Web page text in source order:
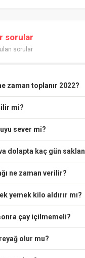
sorular
sorular
zaman toplanır 2022?
mi?
sever mi?
dolapta kaç gün
ne zaman verilir?
yemek kilo aldırır mı?
çay içilmemeli?
olur mu?